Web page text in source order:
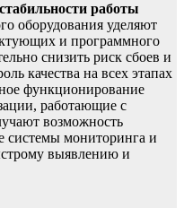
работы
оборудования уделяют
и программного
снизить риск сбоев и
качества на всех этапах
функционирование
работающие с
возможность
системы мониторинга и
выявлению и